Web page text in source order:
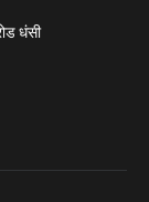
धंसी